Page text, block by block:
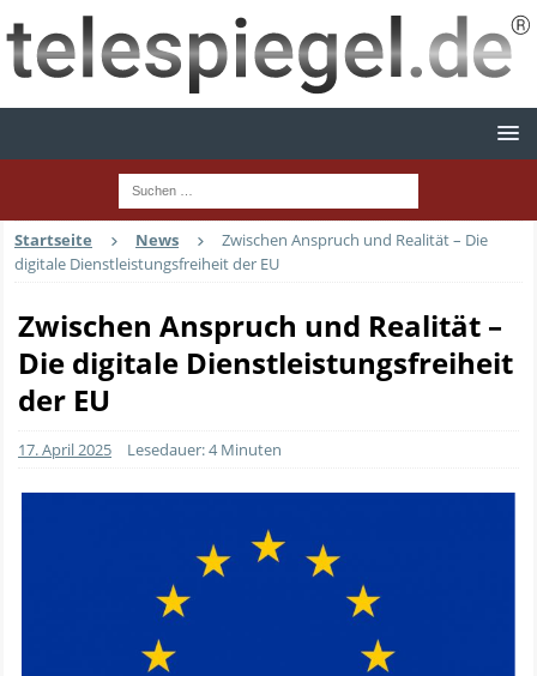
Startseite News
Zwischen Anspruch und Realität – Die
digitale Dienstleistungsfreiheit der EU
Zwischen Anspruch und Realität –
Die digitale Dienstleistungsfreiheit
der EU
17. April 2025 Lesedauer: 4 Minuten